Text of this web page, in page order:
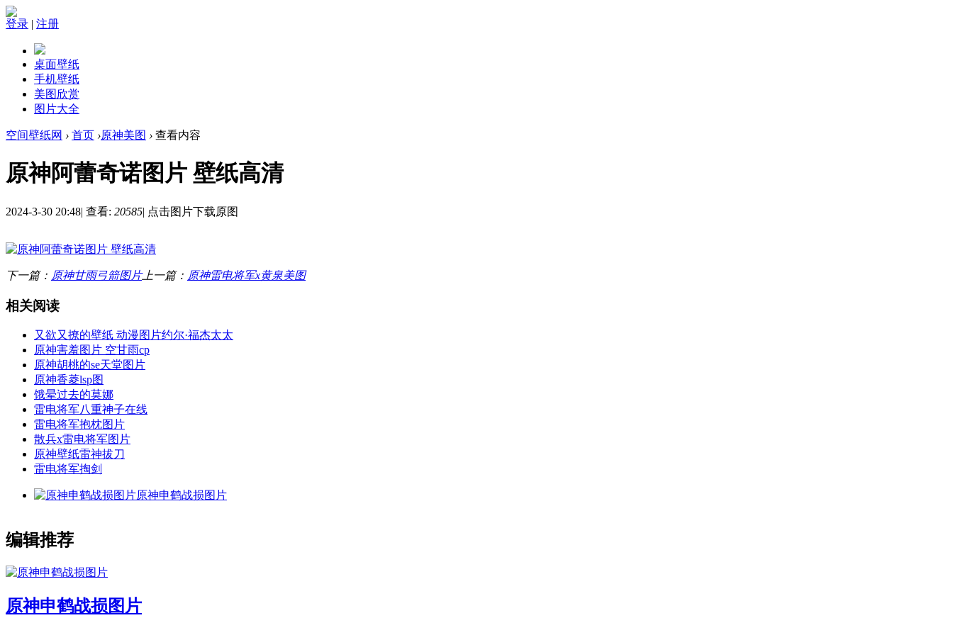
登录 | 注册
桌面壁纸
手机壁纸
美图欣赏
图片大全
空间壁纸网 › 首页 ›原神美图 › 查看内容
原神阿蕾奇诺图片 壁纸高清
2024-3-30 20:48| 查看: 20585| 点击图片下载原图
下一篇： 原神甘雨弓箭图片上一篇： 原神雷电将军x黄泉美图
相关阅读
又欲又撩的壁纸 动漫图片约尔·福杰太太
原神害羞图片 空甘雨cp
原神胡桃的se天堂图片
原神香菱lsp图
饿晕过去的莫娜
雷电将军八重神子在线
雷电将军抱枕图片
散兵x雷电将军图片
原神壁纸雷神拔刀
雷电将军掏剑
原神申鹤战损图片
编辑推荐
原神申鹤战损图片